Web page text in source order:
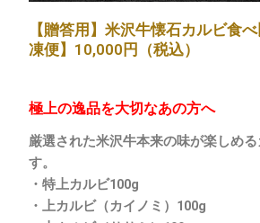
【贈答用】米沢牛懐石カルビ食
凍便】10,000円（税込）
極上の逸品を大切なあの方へ
厳選された米沢牛本来の味が楽しめ
す。
・特上カルビ100g
・上カルビ（カイノミ）100g